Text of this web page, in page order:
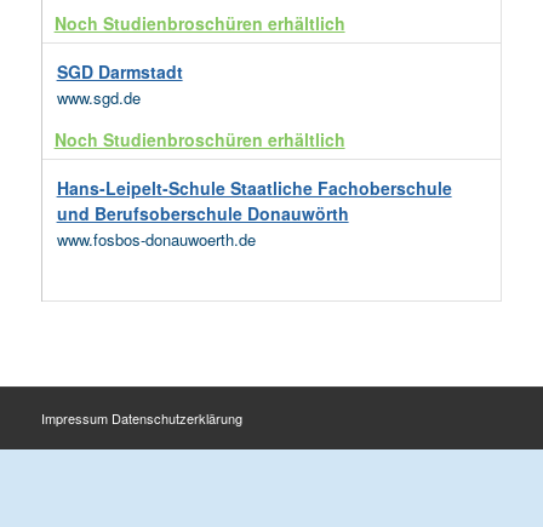
Noch Studienbroschüren erhältlich
SGD Darmstadt
www.sgd.de
Noch Studienbroschüren erhältlich
Hans-Leipelt-Schule Staatliche Fachoberschule
und Berufsoberschule Donauwörth
www.fosbos-donauwoerth.de
Impressum Datenschutzerklärung